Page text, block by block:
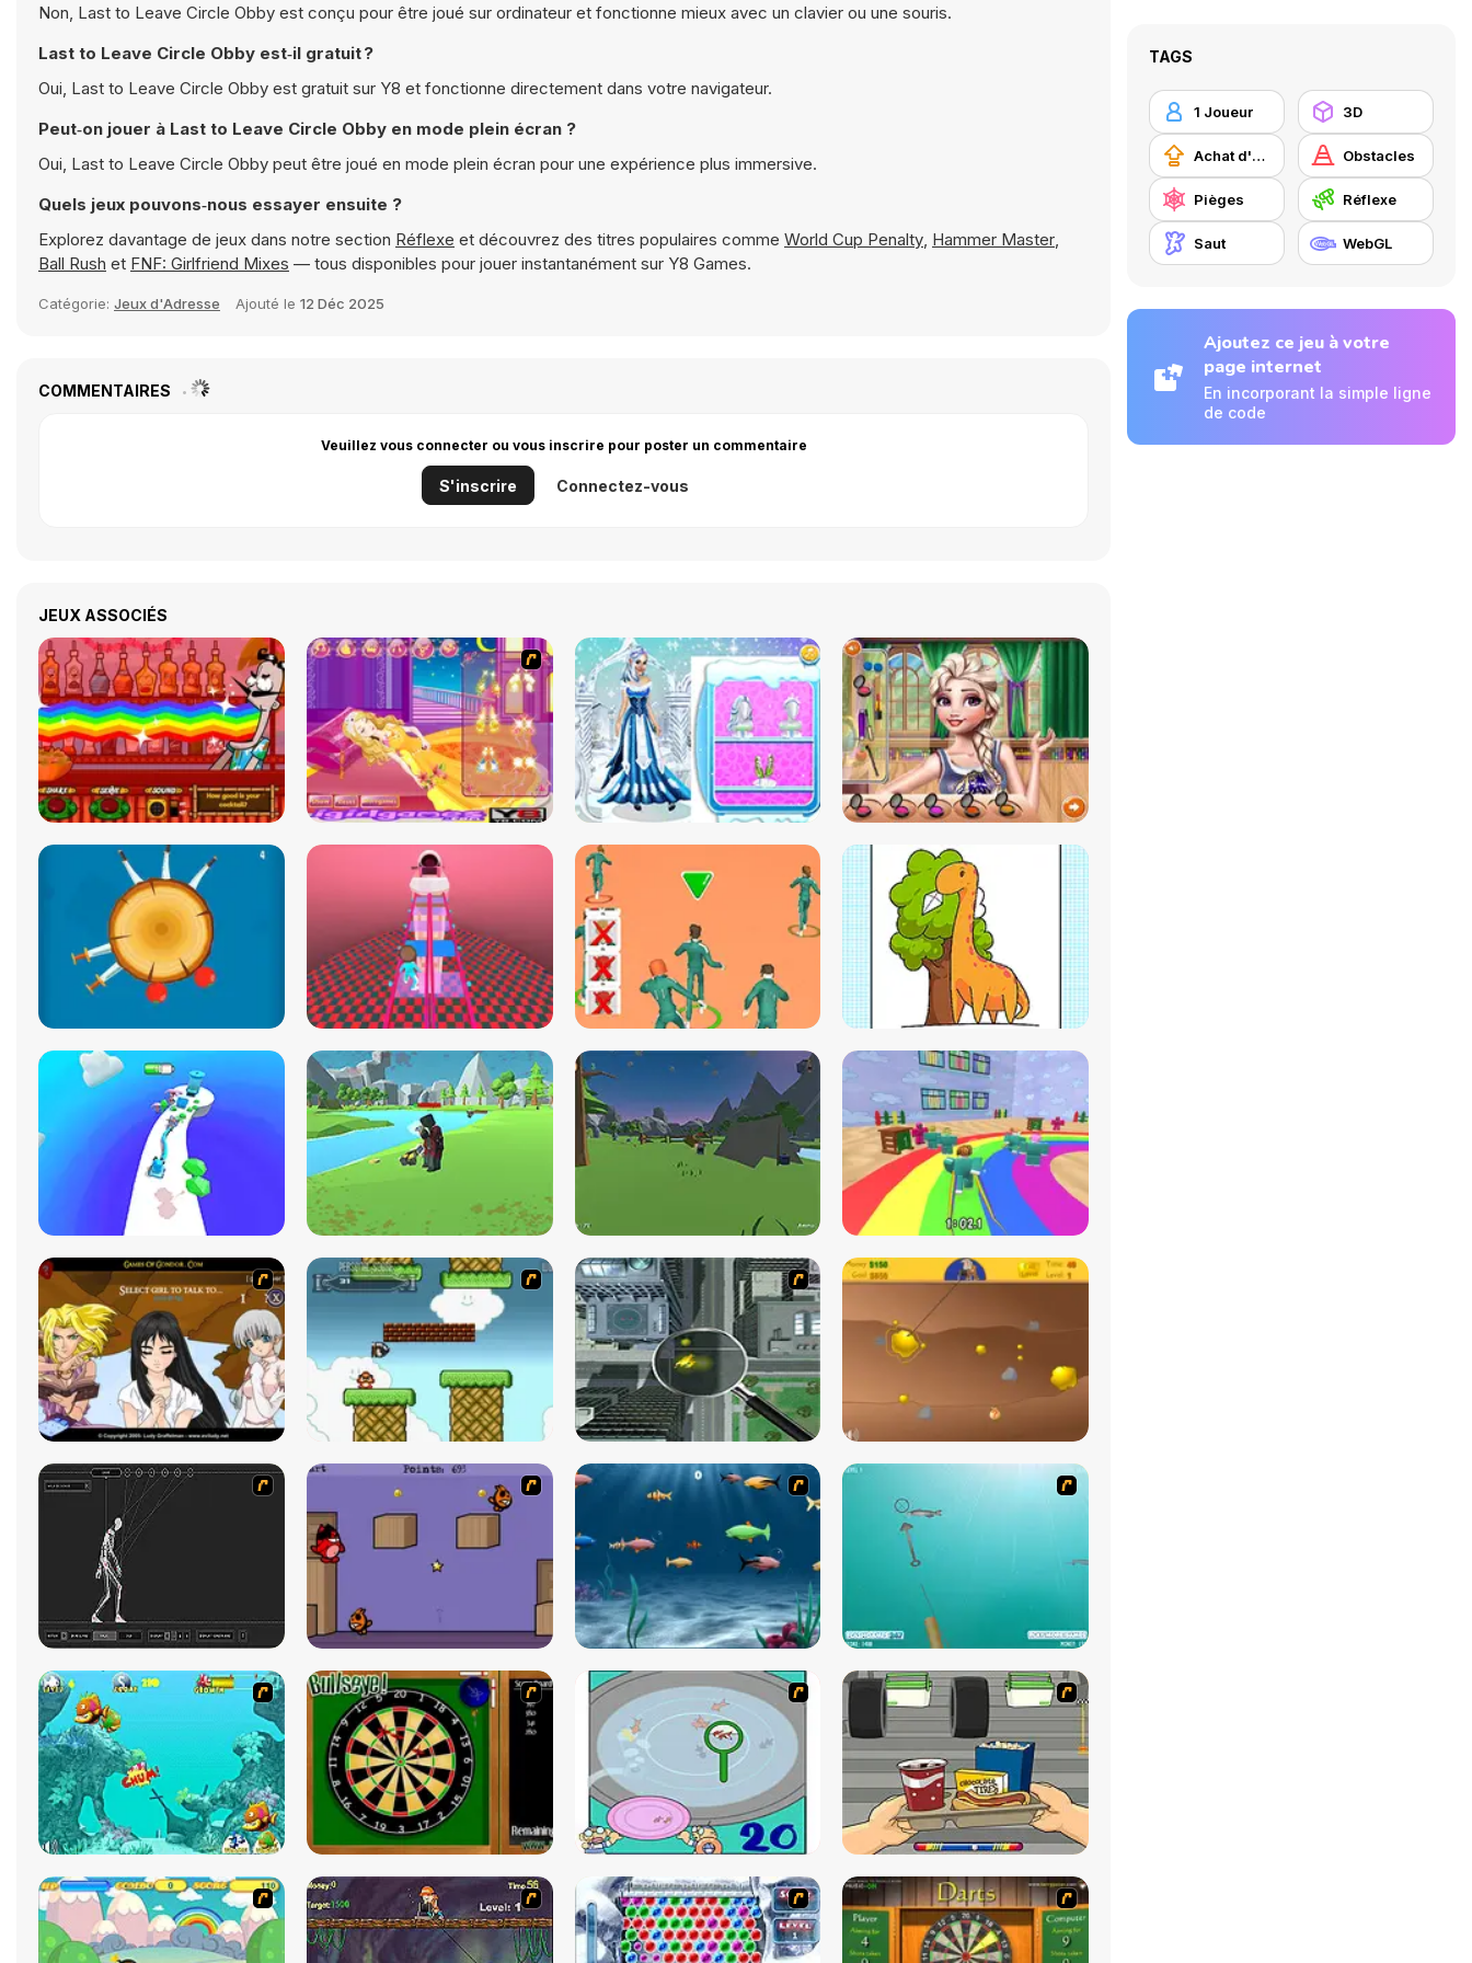
Non, Last to Leave Circle Obby est conçu pour être joué sur ordinateur et fonctionne mieux avec un clavier ou une souris.
Last to Leave Circle Obby est‑il gratuit ?
Oui, Last to Leave Circle Obby est gratuit sur Y8 et fonctionne directement dans votre navigateur.
Peut‑on jouer à Last to Leave Circle Obby en mode plein écran ?
Oui, Last to Leave Circle Obby peut être joué en mode plein écran pour une expérience plus immersive.
Quels jeux pouvons‑nous essayer ensuite ?
Explorez davantage de jeux dans notre section Réflexe et découvrez des titres populaires comme World Cup Penalty, Hammer Master,
Ball Rush et FNF: Girlfriend Mixes — tous disponibles pour jouer instantanément sur Y8 Games.
Catégorie: Jeux d'Adresse Ajouté le 12 Déc 2025
COMMENTAIRES
Veuillez vous connecter ou vous inscrire pour poster un commentaire
S'inscrire Connectez-vous
JEUX ASSOCIÉS
TAGS
1 Joueur 3D
Achat d'améliorations Obstacles
Pièges Réflexe
Saut WebGL
Ajoutez ce jeu à votre
page internet
En incorporant la simple ligne
de code